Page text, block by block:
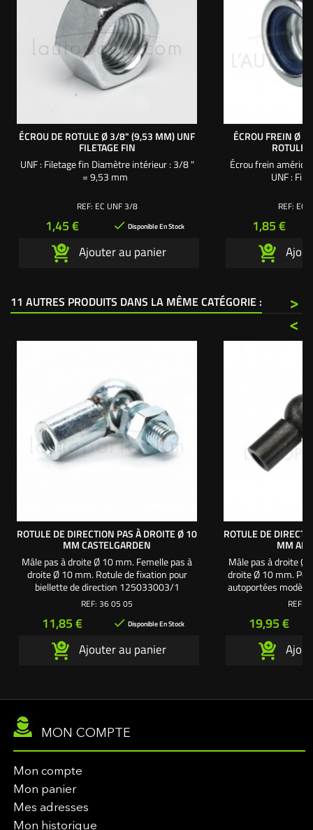
ÉCROU DE ROTULE Ø 3/8" (9,53 MM) UNF
FILETAGE FIN
UNF : Filetage fin Diamètre intérieur : 3/8 "
= 9,53 mm
REF: EC UNF 3/8
Prix
1,45 €  Disponible En Stock
Ajouter au panier
ÉCROU FREIN Ø
ROTULE
Écrou frein
UNF :
REF: EC
Prix
1,85 €
11 AUTRES PRODUITS DANS LA MÊME CATÉGORIE :
>
<
ROTULE DE DIRECTION PAS À DROITE Ø 10
MM CASTELGARDEN
Mâle pas à droite Ø 10 mm. Femelle pas à
droite Ø 10 mm. Rotule de fixation pour
biellette de direction 125033003/1
Castelgarden, GGP, Alpina, Stiga.
REF: 36 05 05
Prix
11,85 €  Disponible En Stock
Ajouter au panier
ROTULE DE
MM
Mâle pas à droite Ø
droite Ø 10 mm.
autoportées
102 HD / T 15-
102 HD / T
REF:
Prix
19,95 €
MON COMPTE
Mon compte
Mon panier
Mes adresses
Mon historique